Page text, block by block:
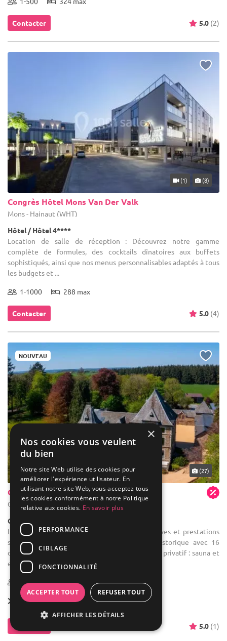
Contacter 5.0 (2)
(1) (8)
Congrès Hôtel Mons Van Der Valk
Mons - Hainaut (WHT)
Hôtel / Hôtel 4****
Location de salle de réception : Découvrez notre gamme
complète de formules, des cocktails dînatoires aux buffets
sophistiqués, ainsi que nos menus personnalisables adaptés à tous
les budgets et ...
1-1000 288 max
Contacter 5.0 (4)
NOUVEAU
(27)
Château de Lihérin
Gouvy - Luxembourg (WLX)
Château
Location de salle de réception : Offres exclusives et prestations
sur-mesure - Séjour privé dans un château historique avec 16
chambres et salles de bain privatives - Wellness privatif : sauna et
espace ...
1-250 66 max
Location dès10 000 €
Contacter 5.0 (1)
×
Nos cookies vous veulent
du bien
Notre site Web utilise des cookies pour
améliorer l'expérience utilisateur. En
utilisant notre site Web, vous acceptez tous
les cookies conformément à notre Politique
relative aux cookies. En savoir plus
PERFORMANCE
CIBLAGE
FONCTIONNALITÉ
ACCEPTER TOUT REFUSER TOUT
AFFICHER LES DÉTAILS